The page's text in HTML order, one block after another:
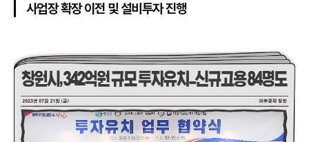
사업장 확장 이전 및 설비투자 진행